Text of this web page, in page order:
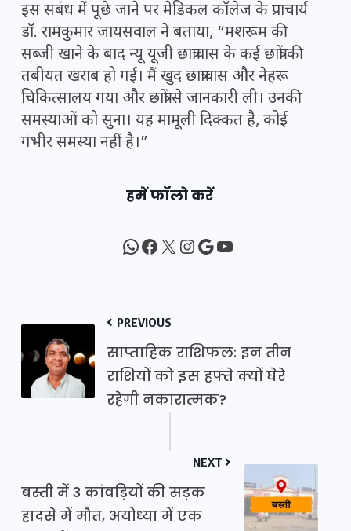
इस संबंध में पूछे जाने पर मेडिकल कॉलेज के प्राचार्य
डॉ. रामकुमार जायसवाल ने बताया, “मशरूम की
सब्जी खाने के बाद न्यू यूजी छात्रावास के कई छात्रों की
तबीयत खराब हो गई। मैं खुद छात्रावास और नेहरू
चिकित्सालय गया और छात्रों से जानकारी ली। उनकी
समस्याओं को सुना। यह मामूली दिक्कत है, कोई
गंभीर समस्या नहीं है।”
हमें फॉलो करें
WhatsApp
Facebook
X Instagram
Google
YouTube
PREVIOUS
साप्ताहिक राशिफल: इन तीन
राशियों को इस हफ्ते क्यों घेरे
रहेगी नकारात्मक?
NEXT
बस्ती में 3 कांवड़ियों की सड़क
हादसे में मौत, अयोध्या में एक